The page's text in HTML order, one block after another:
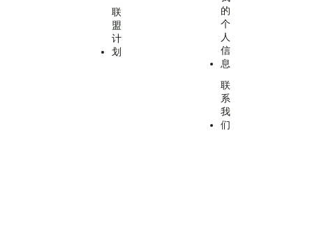
联
盟
计
划
的
个
人
信
息
联
系
我
们